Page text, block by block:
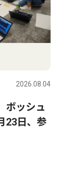
2026.08.04
ボッシュ
23日、参